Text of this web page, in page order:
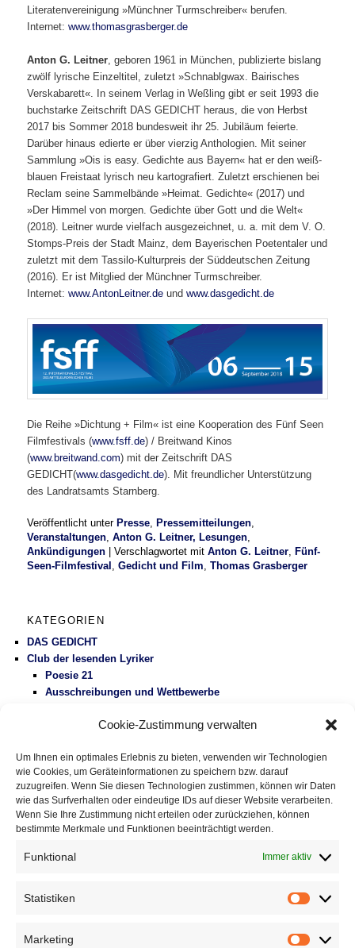
Cookie-Zustimmung verwalten
Um Ihnen ein optimales Erlebnis zu bieten, verwenden wir Technologien
wie Cookies, um Geräteinformationen zu speichern bzw. darauf
zuzugreifen. Wenn Sie diesen Technologien zustimmen, können wir Daten
wie das Surfverhalten oder eindeutige IDs auf dieser Website verarbeiten.
Wenn Sie Ihre Zustimmung nicht erteilen oder zurückziehen, können
bestimmte Merkmale und Funktionen beeinträchtigt werden.
Funktional Immer aktiv
Statistiken
Marketing
Literatenvereinigung »Münchner Turmschreiber« berufen.
Internet:www.thomasgrasberger.de
Anton G. Leitner , geboren 1961 in München, publizierte bislang
zwölf lyrische Einzeltitel, zuletzt »Schnablgwax. Bairisches
Verskabarett«. In seinem Verlag in Weßling gibt er seit 1993 die
buchstarke Zeitschrift DAS GEDICHT heraus, die von Herbst
2017 bis Sommer 2018 bundesweit ihr 25. Jubiläum feierte.
Darüber hinaus edierte er über vierzig Anthologien. Mit seiner
Sammlung »Ois is easy. Gedichte aus Bayern« hat er den weiß-
blauen Freistaat lyrisch neu kartografiert. Zuletzt erschienen bei
Reclam seine Sammelbände »Heimat. Gedichte« (2017) und
»Der Himmel von morgen. Gedichte über Gott und die Welt«
(2018). Leitner wurde vielfach ausgezeichnet, u. a. mit dem V. O.
Stomps-Preis der Stadt Mainz, dem Bayerischen Poetentaler und
zuletzt mit dem Tassilo-Kulturpreis der Süddeutschen Zeitung
(2016). Er ist Mitglied der Münchner Turmschreiber.
Internet:www.AntonLeitner.de undwww.dasgedicht.de
Die Reihe »Dichtung + Film« ist eine Kooperation des Fünf Seen
Filmfestivals (www.fsff.de) / Breitwand Kinos
(www.breitwand.com) mit der Zeitschrift DAS
GEDICHT(www.dasgedicht.de). Mit freundlicher Unterstützung
des Landratsamts Starnberg.
Veröffentlicht unter Presse, Pressemitteilungen,
Veranstaltungen,Anton G. Leitner, Lesungen,
Ankündigungen
|Verschlagwortet mit Anton G. Leitner, Fünf-
Seen-Filmfestival ,Gedicht und Film,Thomas Grasberger
KATEGORIEN
DAS GEDICHT
Club der lesenden Lyriker
Poesie 21
Ausschreibungen und Wettbewerbe
Gesundheitspolitik
Vermischtes
DAS GEDICHT BLOG
Celan – Das Auge von Celan« von Susana Szwarc
August 2026
Achim Raven